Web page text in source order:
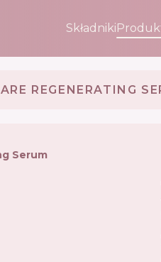
Składniki
REGENERATING
Serum